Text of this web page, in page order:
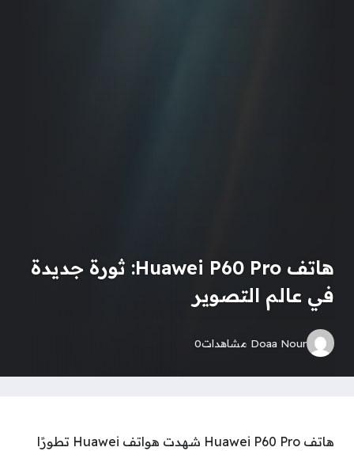
هاتف Huawei P60 Pro: ثورة جديدة
في عالم التصوير
Doaa Nour مشاهدات0
هاتف Huawei P60 Pro شهدت هواتف Huawei تطورًا